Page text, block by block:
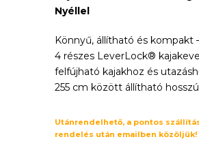
is:
55
000 Ft.
Nyéllel
Könnyű, állítható és kompakt
4 részes LeverLock®
felfújható kajakhoz és
255 cm között állítható
Utánrendelhető, a pontos
rendelés után emailben közöljük!